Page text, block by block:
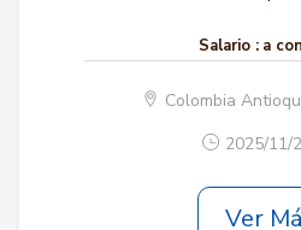
Salario : a
Colombia
2025/11/
Ver